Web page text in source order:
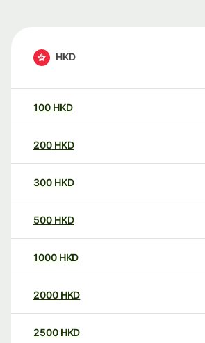
HKD
100 HKD
200 HKD
300 HKD
500 HKD
1000 HKD
2000 HKD
2500 HKD